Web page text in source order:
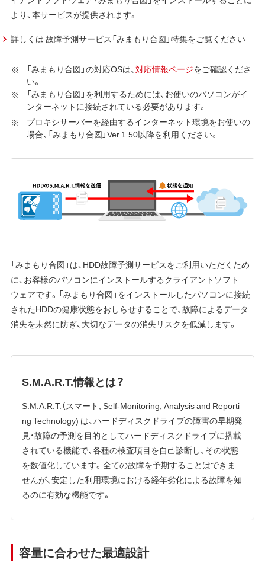
より、本サービスが提供されます。
詳しくは 故障予測サービス「みまもり合図」特集をご覧ください
「みまもり合図」の対応OSは、 対応情報ページをご確認くださ
い。
「みまもり合図」を利用するためには、お使いのパソコンがイ
ンターネットに接続されている必要があります。
プロキシサーバーを経由するインターネット環境をお使いの
場合、「みまもり合図」Ver.1.50以降を利用ください。
「みまもり合図」は、HDD故障予測サービスをご利用いただくため
に、お客様のパソコンにインストールするクライアントソフト
ウェアです。「みまもり合図」をインストールしたパソコンに接続
されたHDDの健康状態をおしらせすることで、故障によるデータ
消失を未然に防ぎ、大切なデータの消失リスクを低減します。
S.M.A.R.T.情報とは？
S.M.A.R.T.（スマート; Self-Monitoring, Analysis and Reporti
ng Technology) は、ハードディスクドライブの障害の早期発
見・故障の予測を目的としてハードディスクドライブに搭載
されている機能で、各種の検査項目を自己診断し、その状態
を数値化しています。全ての故障を予期することはできま
せんが、安定した利用環境における経年劣化による故障を知
るのに有効な機能です。
容量に合わせた最適設計